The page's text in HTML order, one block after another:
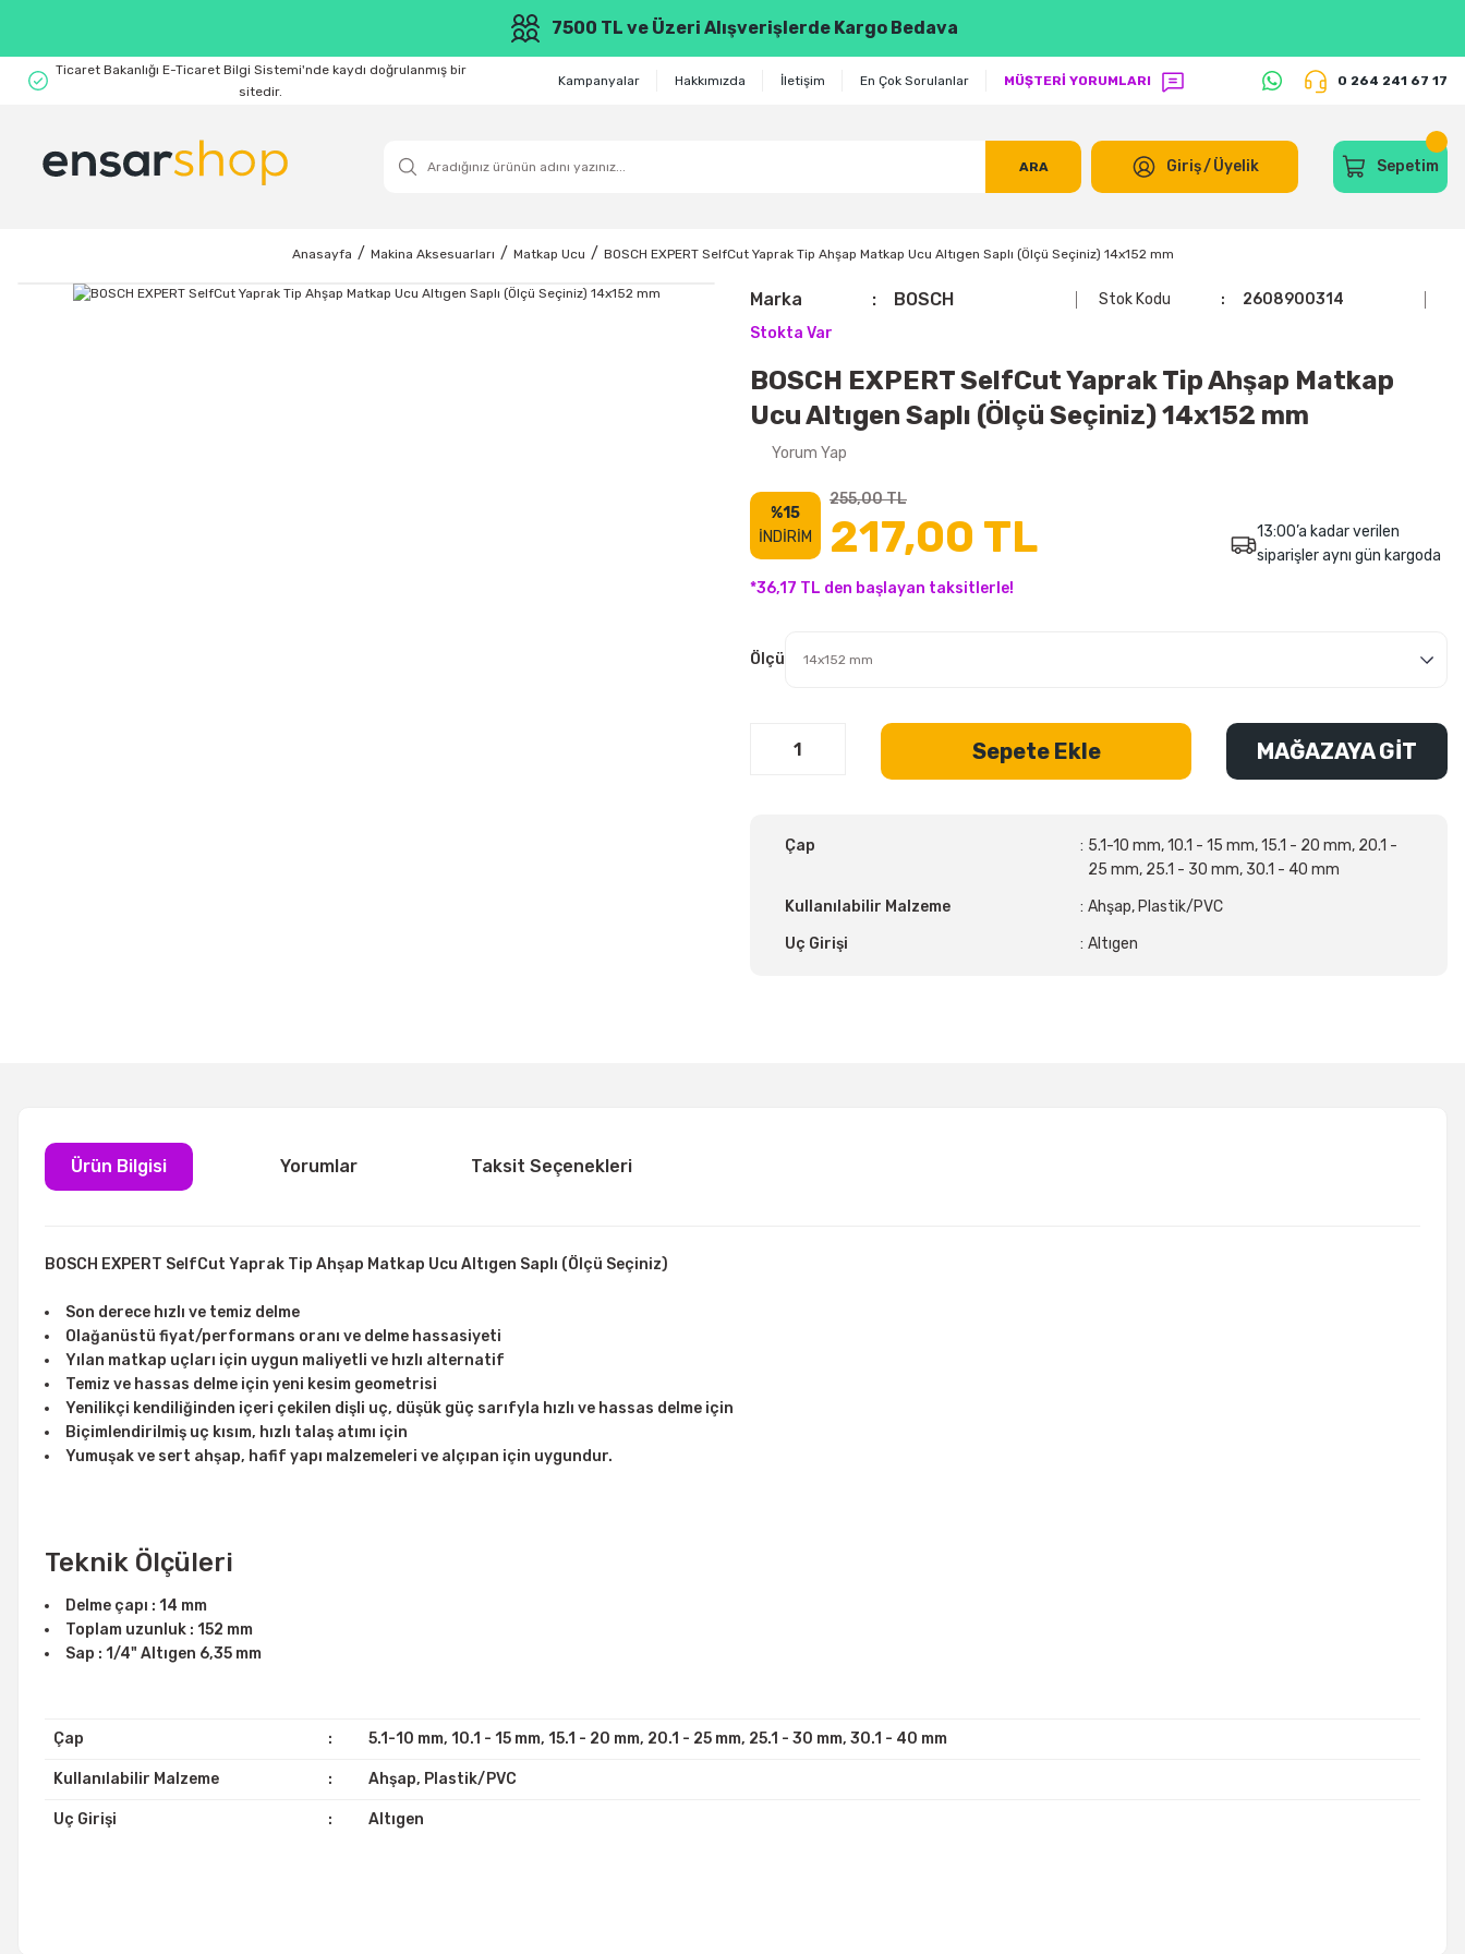
7500 TL ve Üzeri Alışverişlerde Kargo Bedava
Ticaret Bakanlığı E-Ticaret Bilgi Sistemi'nde kaydı doğrulanmış bir
sitedir.
Kampanyalar Hakkımızda İletişim En Çok Sorulanlar MÜŞTERİ YORUMLARI 0 264 241 67 17
ARA Giriş/Üyelik Sepetim
Anasayfa Makina Aksesuarları Matkap Ucu BOSCH EXPERT SelfCut Yaprak Tip Ahşap Matkap Ucu Altıgen Saplı (Ölçü Seçiniz) 14x152 mm
Marka BOSCH Stok Kodu
2608900314
Stokta Var
BOSCH EXPERT SelfCut Yaprak Tip Ahşap Matkap
Ucu Altıgen Saplı (Ölçü Seçiniz) 14x152 mm
Yorum Yap
%15
İNDİRİM
255,00 TL
217,00 TL
*36,17 TL den başlayan taksitlerle!
13:00’a kadar verilen
siparişler aynı gün kargoda
Ölçü
Sepete Ekle MAĞAZAYA GİT
Çap
5.1-10 mm, 10.1 - 15 mm, 15.1 - 20 mm, 20.1 -
25 mm, 25.1 - 30 mm, 30.1 - 40 mm
Kullanılabilir Malzeme
Ahşap, Plastik/PVC
Uç Girişi
Altıgen
Ürün Bilgisi Yorumlar Taksit Seçenekleri
BOSCH EXPERT SelfCut Yaprak Tip Ahşap Matkap Ucu Altıgen Saplı (Ölçü Seçiniz)
Son derece hızlı ve temiz delme
Olağanüstü fiyat/performans oranı ve delme hassasiyeti
Yılan matkap uçları için uygun maliyetli ve hızlı alternatif
Temiz ve hassas delme için yeni kesim geometrisi
Yenilikçi kendiliğinden içeri çekilen dişli uç, düşük güç sarıfyla hızlı ve hassas delme için
Biçimlendirilmiş uç kısım, hızlı talaş atımı için
Yumuşak ve sert ahşap, hafif yapı malzemeleri ve alçıpan için uygundur.
Teknik Ölçüleri
Delme çapı : 14 mm
Toplam uzunluk : 152 mm
Sap : 1/4" Altıgen 6,35 mm
Çap : 5.1-10 mm, 10.1 - 15 mm, 15.1 - 20 mm, 20.1 - 25 mm, 25.1 - 30 mm, 30.1 - 40 mm
Kullanılabilir Malzeme : Ahşap, Plastik/PVC
Uç Girişi : Altıgen